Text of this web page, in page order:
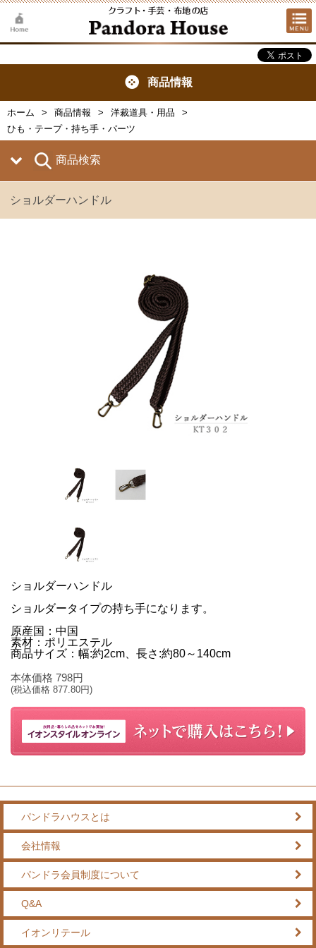
商品情報
ホーム 商品情報
洋裁道具・用品
ひも・テープ・持ち手・パーツ
商品検索
ショルダーハンドル
ショルダーハンドル
ショルダータイプの持ち手になります。
原産国：中国
素材：ポリエステル
商品サイズ：幅:約2cm、長さ:約80～140cm
本体価格 798円
(税込価格 877.80円)
パンドラハウスとは
会社情報
パンドラ会員制度について
Q&A
イオンリテール